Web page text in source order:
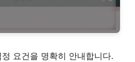
요건을 명확히 안내합니다.